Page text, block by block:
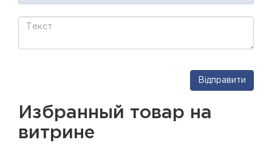
Відправити
Избранный товар на
витрине